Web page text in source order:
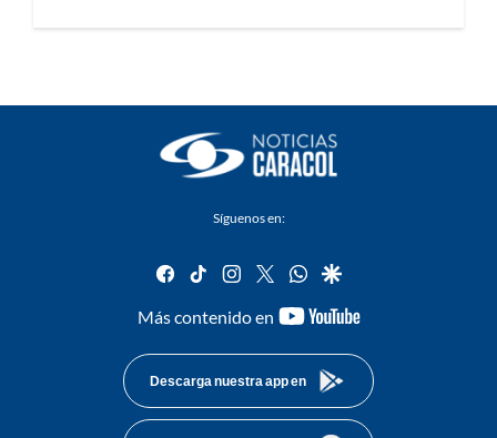
Síguenos en:
facebook
tiktok instagram
twitterwhatsapp
google
Más contenido en
youtube-
Descarga nuestra app en